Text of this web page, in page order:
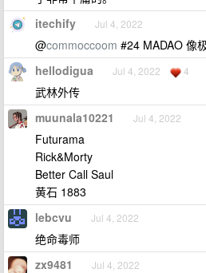
itechify Jul 4, 2022
@commoccoom #24 MADAO 像
hellodigua Jul 4, 2022 4
武林外传
muunala10221 Jul 4, 2022
Futurama
Rick&Morty
Better Call Saul
黄石 1883
lebcvu Jul 4, 2022
绝命毒师
zx9481 Jul 4, 2022